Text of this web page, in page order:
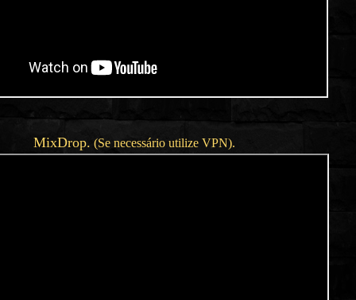
MixDrop. (Se necessário utilize VPN).